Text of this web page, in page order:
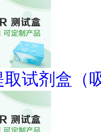
试剂盒（